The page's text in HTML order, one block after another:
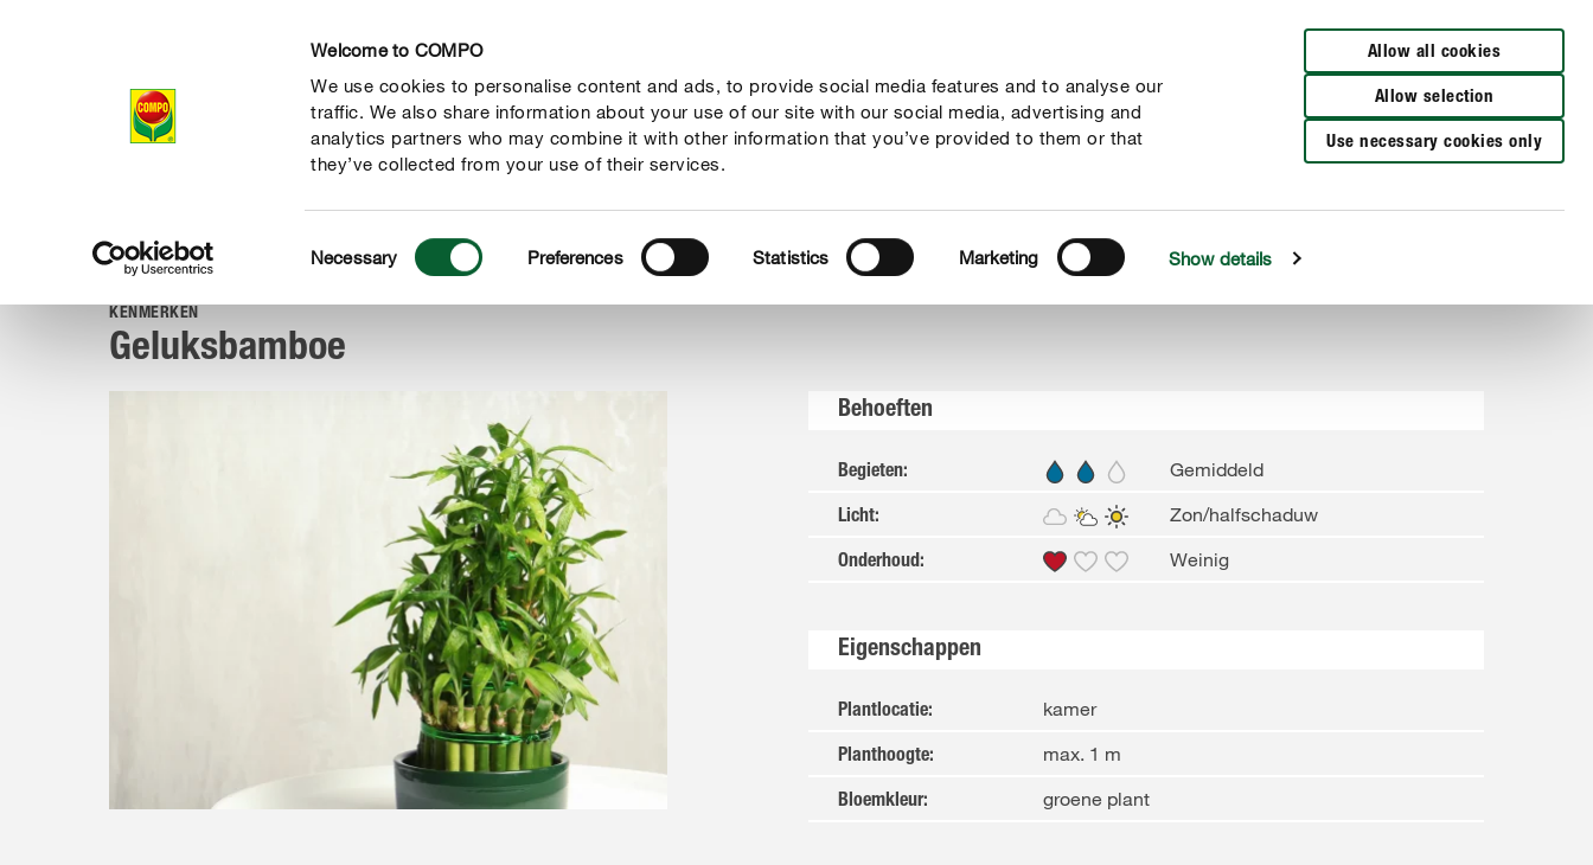
Welcome to COMPO
We use cookies to personalise content and ads, to provide social media features and to analyse our
traffic. We also share information about your use of our site with our social media, advertising and
analytics partners who may combine it with other information that you’ve provided to them or that
they’ve collected from your use of their services.
Selection
Necessary Preferences Statistics Marketing Show details
Allow all cookies
Allow selection
Use necessary cookies only
Verkooppunten
Producten Advies Thema's Tot je dienst Onderneming
COMPOAdvies Planten van A tot Z Kamerplanten Geluksbamboe
KENMERKEN
Geluksbamboe
Behoeften
Begieten: Gemiddeld
Licht: Zon/halfschaduw
Onderhoud: Weinig
Eigenschappen
Plantlocatie: kamer
Planthoogte: max. 1 m
Bloemkleur: groene plant